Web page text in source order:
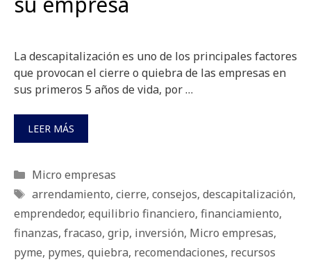
La descapitalización es uno de los principales factores
que provocan el cierre o quiebra de las empresas en
sus primeros 5 años de vida, por …
LEER MÁS
Categorías
Micro empresas
Etiquetas
arrendamiento, cierre, consejos, descapitalización,
emprendedor, equilibrio financiero, financiamiento,
finanzas, fracaso, grip, inversión, Micro empresas,
pyme, pymes, quiebra, recomendaciones, recursos